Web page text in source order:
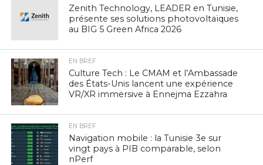
Zenith Technology, LEADER en Tunisie,
présente ses solutions photovoltaïques
au BIG 5 Green Africa 2026
EN BREF
Culture Tech : Le CMAM et l’Ambassade
des États-Unis lancent une expérience
VR/XR immersive à Ennejma Ezzahra
EN BREF
Navigation mobile : la Tunisie 3e sur
vingt pays à PIB comparable, selon
nPerf